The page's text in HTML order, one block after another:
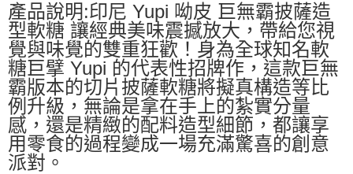
產品說明:印尼 Yupi 呦皮 巨無霸披薩造
型軟糖 讓經典美味震撼放大，帶給您視
覺與味覺的雙重狂歡！身為全球知名軟
糖巨擘 Yupi 的代表性招牌作，這款巨無
霸版本的切片披薩軟糖將擬真構造等比
例升級，無論是拿在手上的紮實分量
感，還是精緻的配料造型細節，都讓享
用零食的過程變成一場充滿驚喜的創意
派對。